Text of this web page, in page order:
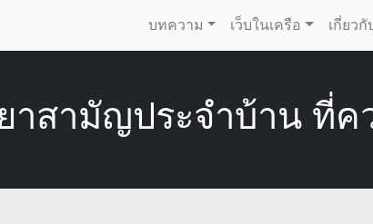
บทความ เว็บในเครือ เกี่ยวกั
าสามัญประจำบ้าน ที่